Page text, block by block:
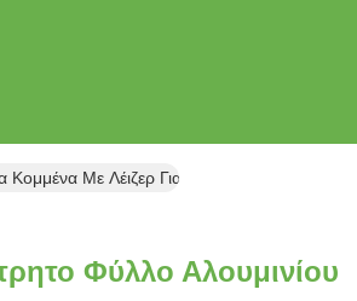
Κομμένα Με Λέιζερ Για Επένδυση
Φύλλο Αλουμινίου